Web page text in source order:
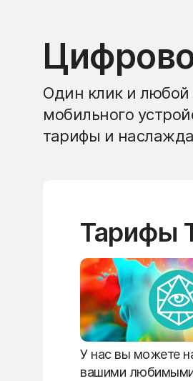
Один клик и любой
мобильного
тарифы и
Тарифы
У нас вы можете
вашими